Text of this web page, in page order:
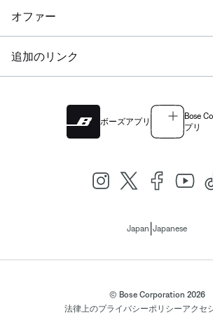
オファー
追加のリンク
ボーズアプリ
Bose
プリ
Japan Japanese
© Bose Corporation 2026
法律上のプライバシーポリシーアクセ